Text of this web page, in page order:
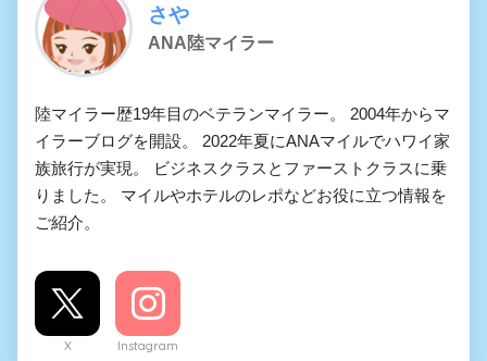
さや
ANA陸マイラー
陸マイラー歴19年目のベテランマイラー。 2004年からマ
イラーブログを開設。 2022年夏にANAマイルでハワイ家
族旅行が実現。 ビジネスクラスとファーストクラスに乗
りました。 マイルやホテルのレポなどお役に立つ情報を
ご紹介。
X Instagram